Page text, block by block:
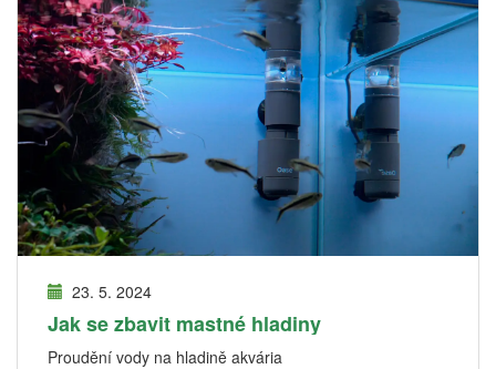
23. 5. 2024
Jak se zbavit mastné hladiny
Proudění vody na hladině akvária